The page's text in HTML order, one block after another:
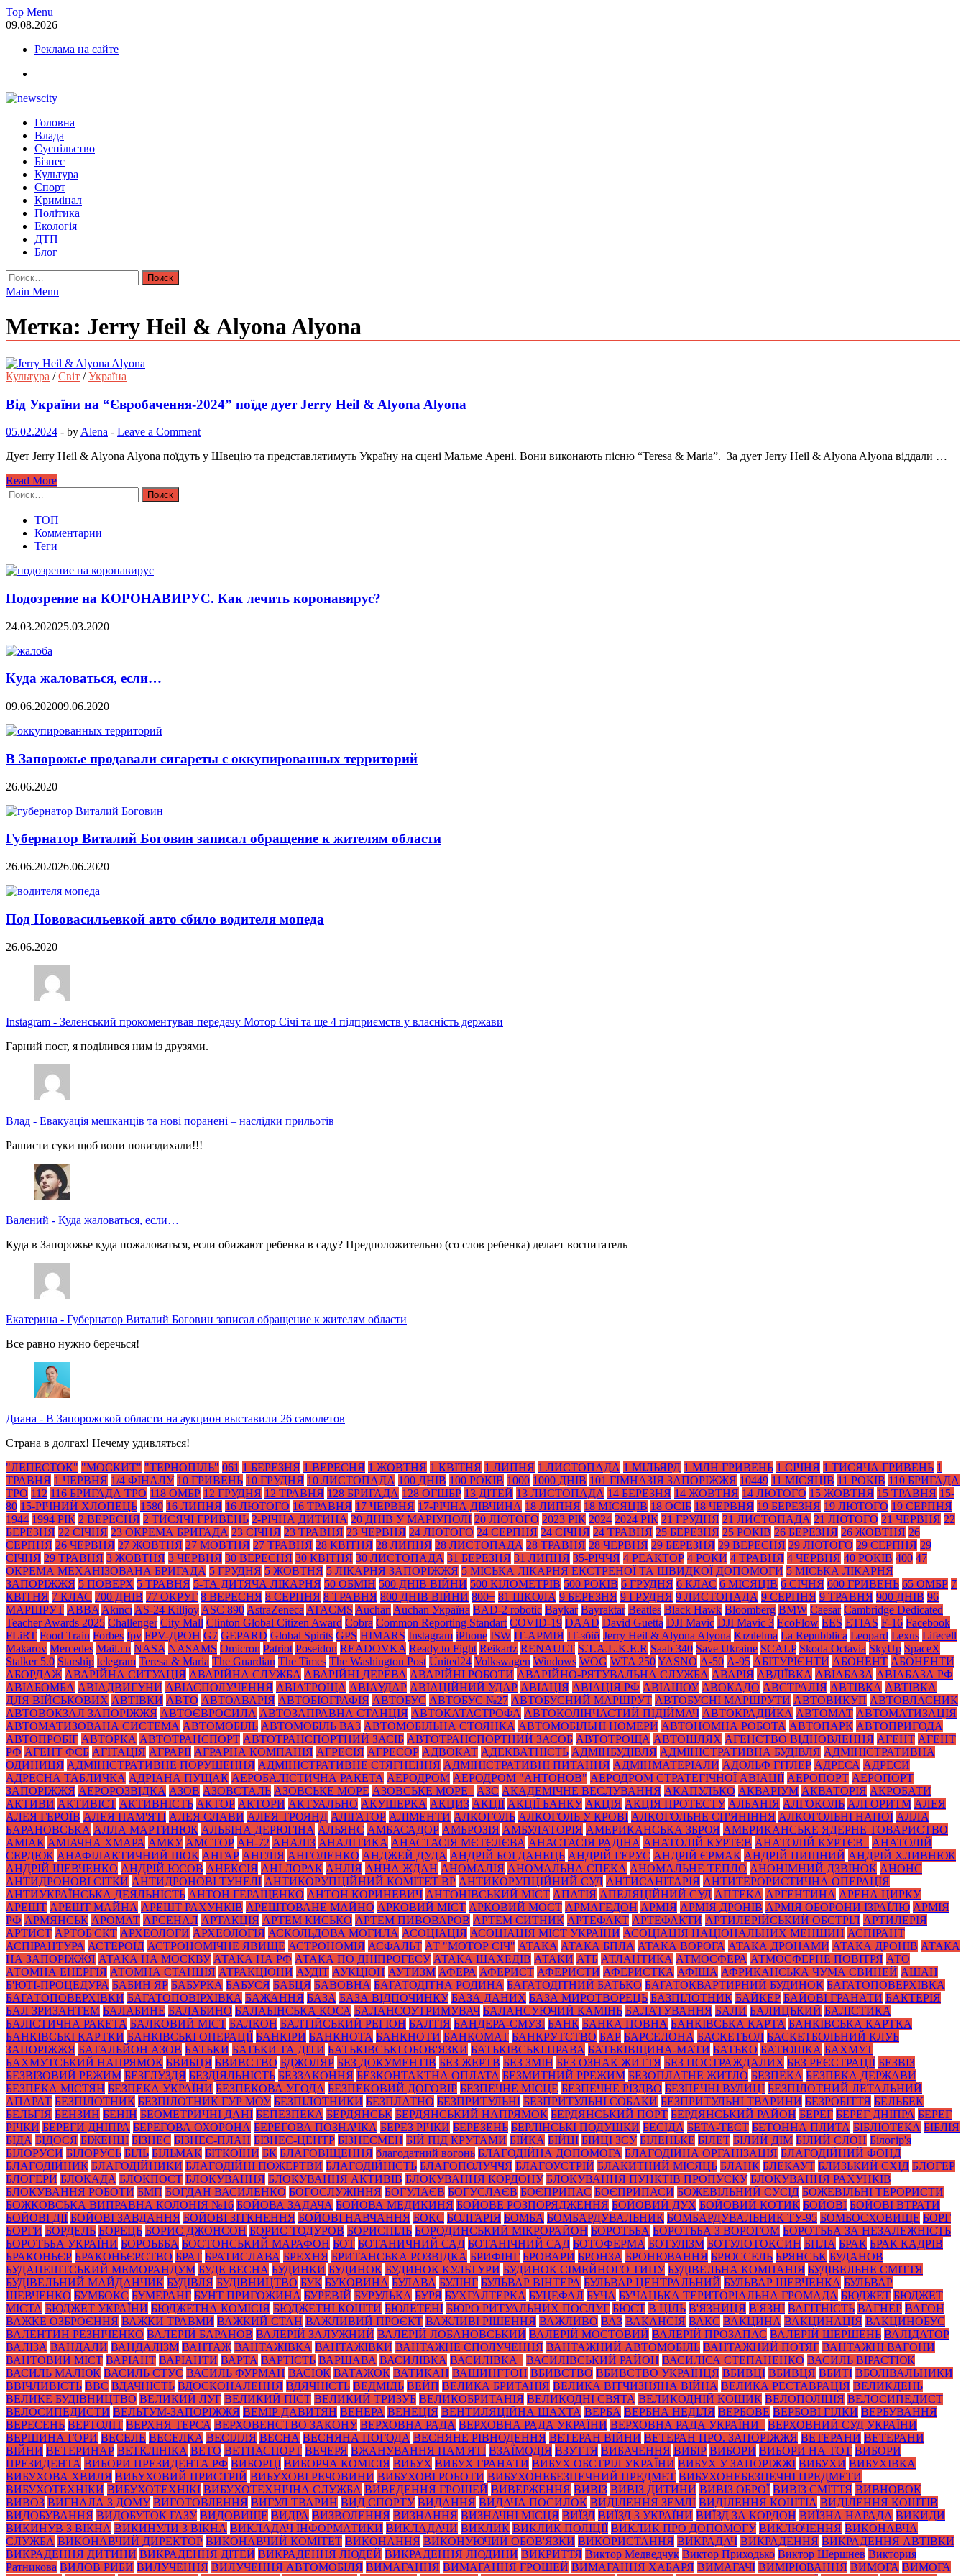
Skip
to
Top Menu
09.08.2026
Реклама на сайте
NewsCity — свежие новости Запорожья сегодня
Новости Запорожья и Запорожской области сегодня. События Запорожья, коррупция, политика, дтп, новости спорта
Головна
Влада
Суспільство
Бізнес
Культура
Спорт
Кримінал
Політика
Екологія
ДТП
Блог
Найти:
Main Menu
Метка: Jerry Heil & Alyona Alyona
Культура /Світ /Україна
Від України на “Євробачення-2024” поїде дует Jerry Heil & Alyona Alyona
05.02.2024 - by Alena - Leave a Comment
Дует Jerry Heil & Alyona Alyona поїдуть у Швецію та представлятимуть Україну на сцені Мальме Арені. Вони виконають пісню “Teresa & Maria”. За дует Jerry Heil & Alyona Alyona віддали …
Read More
Найти:
ТОП
Комментарии
Теги
Подозрение на КОРОНАВИРУС. Как лечить коронавирус?
24.03.202025.03.2020
Куда жаловаться, если…
09.06.202009.06.2020
В Запорожье продавали сигареты с оккупированных территорий
26.06.2020
Губернатор Виталий Боговин записал обращение к жителям области
26.06.202026.06.2020
Под Нововасильевкой авто сбило водителя мопеда
26.06.2020
Instagram - Зеленський прокоментував передачу Мотор Січі та ще 4 підприємств у власність держави
Гарний пост, я поділився ним із друзями.
Влад - Евакуація мешканців та нові поранені – наслідки прильотів
Рашисти суки щоб вони повиздихали!!!
Валений - Куда жаловаться, если…
Куда в Запорожье куда пожаловаться, если обижают ребенка в саду? Предположительно (со слов ребенка) делает воспитатель
Екатерина - Губернатор Виталий Боговин записал обращение к жителям области
Все равно нужно беречься!
Диана - В Запорожской области на аукцион выставили 26 самолетов
Страна в долгах! Нечему удивляться!
"ЛЕПЕСТОК" "МОСКИТ" "ТЕРНОПІЛЬ" 061 1 БЕРЕЗНЯ 1 ВЕРЕСНЯ 1 ЖОВТНЯ 1 КВІТНЯ 1 ЛИПНЯ 1 ЛИСТОПАДА 1 МІЛЬЯРД 1 МЛН ГРИВЕНЬ 1 СІЧНЯ 1 ТИСЯЧА ГРИВЕНЬ 1
ТРАВНЯ 1 ЧЕРВНЯ 1/4 ФІНАЛУ 10 ГРИВЕНЬ 10 ГРУДНЯ 10 ЛИСТОПАДА 100 ДНІВ 100 РОКІВ 1000 1000 ДНІВ 101 ГІМНАЗІЯ ЗАПОРІЖЖЯ 10449 11 МІСЯЦІВ 11 РОКІВ 110 БРИГАДА
ТРО 112 116 БРИГАДА ТРО 118 ОМБР 12 ГРУДНЯ 12 ТРАВНЯ 128 БРИГАДА 128 ОГШБР 13 ДІТЕЙ 13 ЛИСТОПАДА 14 БЕРЕЗНЯ 14 ЖОВТНЯ 14 ЛЮТОГО 15 ЖОВТНЯ 15 ТРАВНЯ 15-
80 15-РІЧНИЙ ХЛОПЕЦЬ 1580 16 ЛИПНЯ 16 ЛЮТОГО 16 ТРАВНЯ 17 ЧЕРВНЯ 17-РІЧНА ДІВЧИНА 18 ЛИПНЯ 18 МІСЯЦІВ 18 ОСІБ 18 ЧЕРВНЯ 19 БЕРЕЗНЯ 19 ЛЮТОГО 19 СЕРПНЯ
1944 1994 РІК 2 ВЕРЕСНЯ 2 ТИСЯЧІ ГРИВЕНЬ 2-РІЧНА ДИТИНА 20 ДНІВ У МАРІУПОЛІ 20 ЛЮТОГО 2023 РІК 2024 2024 РІК 21 ГРУДНЯ 21 ЛИСТОПАДА 21 ЛЮТОГО 21 ЧЕРВНЯ 22
БЕРЕЗНЯ 22 СІЧНЯ 23 ОКРЕМА БРИГАДА 23 СІЧНЯ 23 ТРАВНЯ 23 ЧЕРВНЯ 24 ЛЮТОГО 24 СЕРПНЯ 24 СІЧНЯ 24 ТРАВНЯ 25 БЕРЕЗНЯ 25 РОКІВ 26 БЕРЕЗНЯ 26 ЖОВТНЯ 26
СЕРПНЯ 26 ЧЕРВНЯ 27 ЖОВТНЯ 27 МОВТНЯ 27 ТРАВНЯ 28 КВІТНЯ 28 ЛИПНЯ 28 ЛИСТОПАДА 28 ТРАВНЯ 28 ЧЕРВНЯ 29 БЕРЕЗНЯ 29 ВЕРЕСНЯ 29 ЛЮТОГО 29 СЕРПНЯ 29
СІЧНЯ 29 ТРАВНЯ 3 ЖОВТНЯ 3 ЧЕРВНЯ 30 ВЕРЕСНЯ 30 КВІТНЯ 30 ЛИСТОПАДА 31 БЕРЕЗНЯ 31 ЛИПНЯ 35-РІЧЧЯ 4 РЕАКТОР 4 РОКИ 4 ТРАВНЯ 4 ЧЕРВНЯ 40 РОКІВ 400 47
ОКРЕМА МЕХАНІЗОВАНА БРИГАДА 5 ГРУДНЯ 5 ЖОВТНЯ 5 ЛІКАРНЯ ЗАПОРІЖЖЯ 5 МІСЬКА ЛІКАРНЯ ЕКСТРЕНОЇ ТА ШВИДКОЇ ДОПОМОГИ 5 МІСЬКА ЛІКАРНЯ
ЗАПОРІЖЖЯ 5 ПОВЕРХ 5 ТРАВНЯ 5-ТА ДИТЯЧА ЛІКАРНЯ 50 ОБМІН 500 ДНІВ ВІЙНИ 500 КІЛОМЕТРІВ 500 РОКІВ 6 ГРУДНЯ 6 КЛАС 6 МІСЯЦІВ 6 СІЧНЯ 600 ГРИВЕНЬ 65 ОМБР 7
КВІТНЯ 7 КЛАС 700 ДНІВ 77 ОКРУГ 8 ВЕРЕСНЯ 8 СЕРПНЯ 8 ТРАВНЯ 800 ДНІВ ВІЙНИ 800+ 81 ШКОЛА 9 БЕРЕЗНЯ 9 ГРУДНЯ 9 ЛИСТОПАДА 9 СЕРПНЯ 9 ТРАВНЯ 900 ДНІВ 96
МАРШРУТ ABBA Akıncı AS-24 Killjoy ASC 890 AstraZeneca ATACMS Auchan Auchan Україна BAD-2 robotic Baykar Bayraktar Beatles Black Нawk Bloomberg BMW Caesar Cambridge Dedicated
Teacher Awards 2025 Challenger City Mall Clinton Global Citizen Award Cobra Common Reporting Standart COVID-19 DAAD David Guetta DJI Mavic DJI Mavic 3 EcoFlow EES ETIAS F-16 Facebook
FLiRT Food Train Forbes fpv FPV-ДРОН G7 GEPARD Global Spirits GPS HIMARS Instagram iPhone ISW IT-АРМІЯ IT-збій Jerry Heil & Alyona Alyona Kızılelma La Repubblica Leopard Lexus Lifecell
Makarov Mercedes Mаil.гu NASA NASAMS Omicron Patriot Poseidon READOVKA Ready to Fight Reikartz RENAULT S.T.A.L.K.E.R Saab 340 Save Ukraine SCALP Skoda Octavia SkyUp SpaceX
Stalker 5.0 Starship telegram Teresa & Maria The Guardian The Times The Washington Post United24 Volkswagen Windows WOG WTA 250YASNO А-50 А-95 АБІТУРІЄНТИ АБОНЕНТ АБОНЕНТИ
АБОРДАЖ АВАРІЙНА СИТУАЦІЯ АВАРІЙНА СЛУЖБА АВАРІЙНІ ДЕРЕВА АВАРІЙНІ РОБОТИ АВАРІЙНО-РЯТУВАЛЬНА СЛУЖБА АВАРІЯ АВДІЇВКА АВІАБАЗА АВІАБАЗА РФ
АВІАБОМБА АВІАДВИГУНИ АВІАСПОЛУЧЕННЯ АВІАТРОЩА АВІАУДАР АВІАЦІЙНИЙ УДАР АВІАЦІЯ АВІАЦІЯ РФ АВІАШОУ АВОКАДО АВСТРАЛІЯ АВТІВКА АВТІВКА
ДЛЯ ВІЙСЬКОВИХ АВТІВКИ АВТО АВТОАВАРІЯ АВТОБІОГРАФІЯ АВТОБУС АВТОБУС №27 АВТОБУСНИЙ МАРШРУТ АВТОБУСНІ МАРШРУТИ АВТОВИКУП АВТОВЛАСНИК
АВТОВОКЗАЛ ЗАПОРІЖЖЯ АВТОЄВРОСИЛА АВТОЗАПРАВНА СТАНЦІЯ АВТОКАТАСТРОФА АВТОКОЛІНЧАСТИЙ ПІДІЙМАЧ АВТОКРАДІЙКА АВТОМАТ АВТОМАТИЗАЦІЯ
АВТОМАТИЗОВАНА СИСТЕМА АВТОМОБІЛЬ АВТОМОБІЛЬ ВАЗ АВТОМОБІЛЬНА СТОЯНКА АВТОМОБІЛЬНІ НОМЕРИ АВТОНОМНА РОБОТА АВТОПАРК АВТОПРИГОДА
АВТОПРОБІГ АВТОРКА АВТОТРАНСПОРТ АВТОТРАНСПОРТНИЙ ЗАСІБ АВТОТРАНСПОРТНИЙ ЗАСОБ АВТОТРОЩА АВТОШЛЯХ АГЕНСТВО ВІДНОВЛЕННЯ АГЕНТ АГЕНТ
РФ АГЕНТ ФСБ АГІТАЦІЯ АГРАРІЇ АГРАРНА КОМПАНІЯ АГРЕСІЯ АГРЕСОР АДВОКАТ АДЕКВАТНІСТЬ АДМІНБУДІВЛЯ АДМІНІСТРАТИВНА БУДІВЛЯ АДМІНІСТРАТИВНА
ОДИНИЦЯ АДМІНІСТРАТИВНЕ ПОРУШЕННЯ АДМІНІСТРАТИВНЕ СТЯГНЕННЯ АДМІНІСТРАТИВНІ ПИТАННЯ АДМІНМАТЕРІАЛИ АДОЛЬФ ГІТЛЕР АДРЕСА АДРЕСИ
АДРЕСНА ТАБЛИЧКА АДРІАНА ПУЩАК АЕРОБАЛІСТИЧНА РАКЕТА АЕРОДРОМ АЕРОДРОМ "АНТОНОВ" АЕРОДРОМ СТРАТЕГІЧНОЇ АВІАЦІЇ АЕРОПОРТ АЕРОПОРТ
ЗАПОРІЖЖЯ АЕРОРОЗВІДКА АЗОВ АЗОВСТАЛЬ АЗОВСЬКЕ МОРЕ АЗОВСЬКЕ МОРЕ_ АЗС АКАДЕМІЧНЕ ВЕСЛУВАННЯ АКАПУЛЬКО АКВАРІУМ АКВАТОРІЯ АКРОБАТИ
АКТИВИ АКТИВІСТ АКТИВНІСТЬ АКТОР АКТОРИ АКТУАЛЬНО АКУШЕРКА АКЦИЗ АКЦІЇ АКЦІЇ БАНКУ АКЦІЯ АКЦІЯ ПРОТЕСТУ АЛБАНІЯ АЛГОКОЛЬ АЛГОРИТМ АЛЕЯ
АЛЕЯ ГЕРОЇВ АЛЕЯ ПАМ'ЯТІ АЛЕЯ СЛАВИ АЛЕЯ ТРОЯНД АЛІГАТОР АЛІМЕНТИ АЛКОГОЛЬ АЛКОГОЛЬ У КРОВІ АЛКОГОЛЬНЕ СП'ЯНІННЯ АЛКОГОЛЬНІ НАПОЇ АЛЛА
БАРАНОВСЬКА АЛЛА МАРТИНЮК АЛЬБІНА ДЕРЮГІНА АЛЬЯНС АМБАСАДОР АМБРОЗІЯ АМБУЛАТОРІЯ АМЕРИКАНСЬКА ЗБРОЯ АМЕРИКАНСЬКЕ ЯДЕРНЕ ТОВАРИСТВО
АМІАК АМІАЧНА ХМАРА АМКУ АМСТОР АН-72 АНАЛІЗ АНАЛІТИКА АНАСТАСІЯ МЄТЄЛЄВА АНАСТАСІЯ РАДІНА АНАТОЛІЙ КУРТЄВ АНАТОЛІЙ КУРТЄВ_
АНАТОЛІЙ
СЕРДЮК АНАФІЛАКТИЧНИЙ ШОК АНГАР АНГЛІЯ АНГОЛЕНКО АНДЖЕЙ ДУДА АНДРІЙ БОГДАНЕЦЬ АНДРІЙ ГЕРУС АНДРІЙ ЄРМАК АНДРІЙ ПИШНИЙ АНДРІЙ ХЛИВНЮК
АНДРІЙ ШЕВЧЕНКО АНДРІЙ ЮСОВ АНЕКСІЯ АНІ ЛОРАК АНЛІЯ АННА ЖДАН АНОМАЛІЯ АНОМАЛЬНА СПЕКА АНОМАЛЬНЕ ТЕПЛО АНОНІМНИЙ ДЗВІНОК АНОНС
АНТИДРОНОВІ СІТКИ АНТИДРОНОВІ ТУНЕЛІ АНТИКОРУПЦІЙНИЙ КОМІТЕТ ВР АНТИКОРУПЦІЙНИЙ СУД АНТИСАНІТАРІЯ АНТИТЕРОРИСТИЧНА ОПЕРАЦІЯ
АНТИУКРАЇНСЬКА ДЕЯЛЬНІСТЬ АНТОН ГЕРАЩЕНКО АНТОН КОРИНЕВИЧ АНТОНІВСЬКИЙ МІСТ АПАТІЯ АПЕЛЯЦІЙНИЙ СУД АПТЕКА АРГЕНТИНА АРЕНА ЦИРКУ
АРЕШТ АРЕШТ МАЙНА АРЕШТ РАХУНКІВ АРЕШТОВАНЕ МАЙНО АРКОВИЙ МІСТ АРКОВИЙ МОСТ АРМАГЕДОН АРМІЯ АРМІЯ ДРОНІВ АРМІЯ ОБОРОНИ ІЗРАЇЛЮ АРМІЯ
РФ АРМЯНСЬК АРОМАТ АРСЕНАЛ АРТАКЦІЯ АРТЕМ КИСЬКО АРТЕМ ПИВОВАРОВ АРТЕМ СИТНИК АРТЕФАКТ АРТЕФАКТИ АРТИЛЕРІЙСЬКИЙ ОБСТРІЛ АРТИЛЕРІЯ
АРТИСТ АРТОБ'ЄКТ АРХЕОЛОГИ АРХЕОЛОГІЯ АСКОЛЬДОВА МОГИЛА АСОЦІАЦІЯ АСОЦІАЦІЯ МІСТ УКРАЇНИ АСОЦІАЦІЯ НАЦІОНАЛЬНИХ МЕНШИН АСПІРАНТ
АСПІРАНТУРА АСТЕРОЇД АСТРОНОМІЧНЕ ЯВИЩЕ АСТРОНОМІЯ АСФАЛЬТ АТ "МОТОР СІЧ" АТАКА АТАКА БПЛА АТАКА ВОРОГА АТАКА ДРОНАМИ АТАКА ДРОНІВ АТАКА
НА ЗАПОРІЖЖЯ АТАКА НА МОСКВУ АТАКА НА РФ АТАКА ПО ДНІПРОГЕСУ АТАКА ШАХЕДІВ АТАКИ АТБ АТЛАНТИКА АТМОСФЕРА АТМОСФЕРНЕ ПОВІТРЯ АТО
АТОМНА ЕНЕРГІЯ АТОМНА СТАНЦІЯ АТРАКЦІОНИ АУДІТ АУКЦІОН АУТИЗМ АФЕРА АФЕРИСТ АФЕРИСТИ АФЕРИСТКА АФІША АФРИКАНСЬКА ЧУМА СВИНЕЙ АШАН
Б'ЮТІ-ПРОЦЕДУРА БАБИН ЯР БАБУРКА БАБУСЯ БАБЦЯ БАВОВНА БАГАТОДІТНА РОДИНА БАГАТОДІТНИЙ БАТЬКО БАГАТОКВАРТИРНИЙ БУДИНОК БАГАТОПОВЕРХІВКА
БАГАТОПОВЕРХІВКИ БАГАТОПОВІРХІВКА БАЖАННЯ БАЗА БАЗА ВІДПОЧИНКУ БАЗА ДАНИХ БАЗА МИРОТВОРЕЦЬ БАЗПІЛОТНИК БАЙКЕР БАЙОВІ ГРАНАТИ БАКТЕРІЯ
БАЛ ЗРИЗАНТЕМ БАЛАБИНЕ БАЛАБИНО БАЛАБІНСЬКА КОСА БАЛАНСОУТРИМУВАЧ БАЛАНСУЮЧИЙ КАМІНЬ БАЛАТУВАННЯ БАЛИ БАЛИЦЬКИЙ БАЛІСТИКА
БАЛІСТИЧНА РАКЕТА БАЛКОВИЙ МІСТ БАЛКОН БАЛТІЙСЬКИЙ РЕГІОН БАЛТІЯ БАНДЕРА-СМУЗІ БАНК БАНКА ПОВНА БАНКІВСЬКА КАРТА БАНКІВСЬКА КАРТКА
БАНКІВСЬКІ КАРТКИ БАНКІВСЬКІ ОПЕРАЦІЇ БАНКІРИ БАНКНОТА БАНКНОТИ БАНКОМАТ БАНКРУТСТВО БАР БАРСЕЛОНА БАСКЕТБОЛ БАСКЕТБОЛЬНИЙ КЛУБ
ЗАПОРІЖЖЯ БАТАЛЬЙОН АЗОВ БАТЬКИ БАТЬКИ ТА ДІТИ БАТЬКІВСЬКІ ОБОВ'ЯЗКИ БАТЬКІВСЬКІ ПРАВА БАТЬКІВЩИНА-МАТИ БАТЬКО БАТЮШКА БАХМУТ
БАХМУТСЬКИЙ НАПРЯМОК БВИБЦЯ БВИВСТВО БДЖОЛЯР БЕЗ ДОКУМЕНТІВ БЕЗ ЖЕРТВ БЕЗ ЗМІН БЕЗ ОЗНАК ЖИТТЯ БЕЗ ПОСТРАЖДАЛИХ БЕЗ РЕЄСТРАЦІЇ БЕЗВІЗ
БЕЗВІЗОВИЙ РЕЖИМ БЕЗГЛУЗДЯ БЕЗДІЯЛЬНІСТЬ БЕЗЗАКОННЯ БЕЗКОНТАКТНА ОПЛАТА БЕЗМИТНИЙ РРЕЖИМ БЕЗОПЛАТНЕ ЖИТЛО БЕЗПЕКА БЕЗПЕКА ДЕРЖАВИ
БЕЗПЕКА МІСТЯН БЕЗПЕКА УКРАЇНИ БЕЗПЕКОВА УГОДА БЕЗПЕКОВИЙ ДОГОВІР БЕЗПЕЧНЕ МІСЦЕ БЕЗПЕЧНЕ РІЗДВО БЕЗПЕЧНІ ВУЛИЦІ БЕЗПІЛОТНИЙ ЛЕТАЛЬНИЙ
АПАРАТ БЕЗПІЛОТНИК БЕЗПІЛОТНИК ГУР МОУ БЕЗПІЛОТНИКИ БЕЗПЛАТНО БЕЗПРИТУЛЬНІ БЕЗПРИТУЛЬНІ СОБАКИ БЕЗПРИТУЛЬНІ ТВАРИНИ БЕЗРОБІТТЯ БЕЛЬБЕК
БЕЛЬГІЯ БЕНЗИН БЕНІН БЕОМЕТРИЧНІ ДАНІ БЕПЕЗПЕКА БЕРДЯНСЬК БЕРДЯНСЬКИЙ НАПРЯМОК БЕРДЯНСЬКИЙ ПОРТ БЕРДЯНСЬКИЙ РАЙОН БЕРЕГ БЕРЕГ ДНІПРА БЕРЕГ
РІЧКИ БЕРЕГИ ДНІПРА БЕРЕГОВА ОХОРОНА БЕРЕГОВА ПОЗНАЧКА БЕРЕЗ РІЧКИ БЕРЕЗЕНЬ БЕРЛІНСЬКІ ПОДУШКИ БЕСІДА БЕТА-ТЕСТ БЕТОННА ПЛИТА БІБЛІОТЕКА БІБЛІЯ
БІДА БІДОСЯ БІЖЕНЦІ БІЗНЕС БІЗНЕС-ПЛАН БІЗНЕС-ЦЕНТР БІЗНЕСМЕН БІЙ ПІД КРУТАМИ БІЙКА БІЙЦІ БІЙЦІ ЗСУ БІЛЕНЬКЕ БІЛЕТ БІЛИЙ ДІМ БІЛИЙ СЛОН Білогір'я
БІЛОРУСИ БІЛОРУСЬ БІЛЬ БІЛЬМАК БІТКОЇНИ БК БЛАГОВІЩЕННЯ благодатний вогонь БЛАГОДІЙНА ДОПОМОГА БЛАГОДІЙНА ОРГАНІЗАЦІЯ БЛАГОДІЙНИЙ ФОНД
БЛАГОДІЙНИК БЛАГОДІЙНИКИ БЛАГОДІЙНІ ПОЖЕРТВИ БЛАГОДІЙНІСТЬ БЛАГОПОЛУЧЧЯ БЛАГОУСТРІЙ БЛАКИТНИЙ МІСЯЦЬ БЛАНК БЛЕКАУТ БЛИЗЬКИЙ СХІД БЛОГЕР
БЛОГЕРИ БЛОКАДА БЛОКПОСТ БЛОКУВАННЯ БЛОКУВАННЯ АКТИВІВ БЛОКУВАННЯ КОРДОНУ БЛОКУВАННЯ ПУНКТІВ ПРОПУСКУ БЛОКУВАННЯ РАХУНКІВ
БЛОКУВАННЯ РОБОТИ БМП БОГДАН ВАСИЛЕНКО БОГОСЛУЖІННЯ БОГУЛАЄВ БОГУСЛАЄВ БОЄПРИПАС БОЄПРИПАСИ БОЖЕВІЛЬНИЙ СУСІД БОЖЕВІЛЬНІ ТЕРОРИСТИ
БОЖКОВСЬКА ВИПРАВНА КОЛОНІЯ №16 БОЙОВА ЗАДАЧА БОЙОВА МЕДИКИНЯ БОЙОВЕ РОЗПОРЯДЖЕННЯ БОЙОВИЙ ДУХ БОЙОВИЙ КОТИК БОЙОВІ БОЙОВІ ВТРАТИ
БОЙОВІ ДІЇ БОЙОВІ ЗАВДАННЯ БОЙОВІ ЗІТКНЕННЯ БОЙОВІ НАВЧАННЯ БОКС БОЛГАРІЯ БОМБА БОМБАРДУВАЛЬНИК БОМБАРДУВАЛЬНИК ТУ-95 БОМБОСХОВИЩЕ БОРГ
БОРГИ БОРДЕЛЬ БОРЕЦЬ БОРИС ДЖОНСОН БОРИС ТОДУРОВ БОРИСПІЛЬ БОРОДИНСЬКИЙ МІКРОРАЙОН БОРОТЬБА БОРОТЬБА З ВОРОГОМ БОРОТЬБА ЗА НЕЗАЛЕЖНІСТЬ
БОРОТЬБА УКРАЇНИ БОРОЬББА БОСТОНСЬКИЙ МАРАФОН БОТ БОТАНИЧНИЙ САД БОТАНІЧНИЙ САД БОТОФЕРМА БОТУЛІЗМ БОТУЛОТОКСИН БПЛА БРАК БРАК КАДРІВ
БРАКОНЬЄР БРАКОНЬЄРСТВО БРАТ БРАТИСЛАВА БРЕХНЯ БРИТАНСЬКА РОЗВІДКА БРИФІНГ БРОВАРИ БРОНЗА БРОНЮВАННЯ БРЮССЕЛЬ БРЯНСЬК БУДАНОВ
БУДАПЕШТСЬКИЙ МЕМОРАНДУМ БУДЕ ВЕСНА БУДИНКИ БУДИНОК БУДИНОК КУЛЬТУРИ БУДИНОК СІМЕЙНОГО ТИПУ БУДІВЕЛЬНА КОМПАНІЯ БУДІВЕЛЬНЕ СМІТТЯ
БУДІВЕЛЬНИЙ МАЙДАНЧИК БУДІВЛЯ БУДІВНИЦТВО БУК БУКОВИНА БУЛАВА БУЛІНГ БУЛЬВАР ВІНТЕРА БУЛЬВАР ЦЕНТРАЛЬНИЙ БУЛЬВАР ШЕВЧЕНКА БУЛЬВАР
ШЕВЧЕНКО БУМБОКС БУМЕРАНГ БУНТ ПРИГОЖИНА БУРЕВІЙ БУРУЛЬКА БУРЯ БУХГАЛТЕРКА БУЦЕФАЛ БУЧА БУЧАЦЬКА ТЕРИТОРІАЛЬНА ГРОМАДА БЮДЖЕТ БЮДЖЕТ
МІСТА БЮДЖЕТ УКРАЇНИ БЮДЖЕТНА КОМІСІЯ БЮДЖЕТНІ КОШТИ БЮЛЕТЕНІ БЮРО РИТУАЛЬНИХ ПОСЛУГ БЮСТ В ЦІЛЬ В'ЯЗНИЦЯ В'ЯЗНІ ВАГІТНІСТЬ ВАГНЕР ВАГОН
ВАЖКЕ ОЗБРОЄННЯ ВАЖКИ ТРАВМИ ВАЖКИЙ СТАН ВАЖЛИВИЙ ПРОЄКТ ВАЖЛИВІ РІШЕННЯ ВАЖЛИВО ВАЗ ВАКАНСІЯ ВАКС ВАКЦИНА ВАКЦИНАЦІЯ ВАКЦИНОБУС
ВАЛЕНТИН РЕЗНІЧЕНКО ВАЛЕРІЙ БАРАНОВ ВАЛЕРІЙ ЗАЛУЖНИЙ ВАЛЕРІЙ ЛОБАНОВСЬКИЙ ВАЛЕРІЙ МОСТОВИЙ ВАЛЕРІЙ ПРОЗАПАС ВАЛЕРІЙ ШЕРШЕНЬ ВАЛІДАТОР
ВАЛІЗА ВАНДАЛИ ВАНДАЛІЗМ ВАНТАЖ ВАНТАЖІВКА ВАНТАЖІВКИ ВАНТАЖНЕ СПОЛУЧЕННЯ ВАНТАЖНИЙ АВТОМОБІЛЬ ВАНТАЖНИЙ ПОТЯГ ВАНТАЖНІ ВАГОНИ
ВАНТОВИЙ МІСТ ВАРІАНТ ВАРІАНТИ ВАРТА ВАРТІСТЬ ВАРШАВА ВАСИЛІВКА ВАСИЛІВКА_ ВАСИЛІВСЬКИЙ РАЙОН ВАСИЛІСА СТЕПАНЕНКО ВАСИЛЬ ВІРАСТЮК
ВАСИЛЬ МАЛЮК ВАСИЛЬ СТУС ВАСИЛЬ ФУРМАН ВАСЮК ВАТАЖОК ВАТИКАН ВАШИНГТОН ВБИВСТВО ВБИВСТВО УКРАЇНЦЯ ВБИВЦІ ВБИВЦЯ ВБИТІ ВБОЛІВАЛЬНИКИ
ВВІЧЛИВІСТЬ ВВС ВДАЧНІСТЬ ВДОСКОНАЛЕННЯ ВДЯЧНІСТЬ ВЕДМІДЬ ВЕЙП ВЕЛИКА БРИТАНІЯ ВЕЛИКА ВІТЧИЗНЯНА ВІЙНА ВЕЛИКА РЕСТАВРАЦІЯ ВЕЛИКДЕНЬ
ВЕЛИКЕ БУДІВНИЦТВО ВЕЛИКИЙ ЛУГ ВЕЛИКИЙ ПІСТ ВЕЛИКИЙ ТРИЗУБ ВЕЛИКОБРИТАНІЯ ВЕЛИКОДНІ СВЯТА ВЕЛИКОДНІЙ КОШИК ВЕЛОПОЛІЦІЯ ВЕЛОСИПЕДИСТ
ВЕЛОСИПЕДИСТИ ВЕЛЬТУМ-ЗАПОРІЖЖЯ ВЕМІР ДАВИТЯН ВЕНЕРА ВЕНЕЦІЯ ВЕНТИЛЯЦІЙНА ШАХТА ВЕРБА ВЕРБНА НЕДІЛЯ ВЕРБОВЕ ВЕРБОВІ ГІЛКИ ВЕРБУВАННЯ
ВЕРЕСЕНЬ ВЕРТОЛІТ ВЕРХНЯ ТЕРСА ВЕРХОВЕНСТВО ЗАКОНУ ВЕРХОВНА РАДА ВЕРХОВНА РАДА УКРАЇНИ ВЕРХОВНА РАДА УКРАЇНИ_
ВЕРХОВНИЙ СУД УКРАЇНИ
ВЕРШИНА ГОРИ ВЕСЕЛЕ ВЕСЕЛКА ВЕСІЛЛЯ ВЕСНА ВЕСНЯНА ПОГОДА ВЕСНЯНЕ РІВНОДЕННЯ ВЕТЕРАН ВІЙНИ ВЕТЕРАН ПРО. ЗАПОРІЖЖЯ ВЕТЕРАНИ ВЕТЕРАНИ
ВІЙНИ ВЕТЕРИНАР ВЕТКЛІНІКА ВЕТО ВЕТПАСПОРТ ВЕЧЕРЯ ВЖАНУВАННЯ ПАМ'ЯТІ ВЗАЇМОДІЯ ВЗУТТЯ ВИБАЧЕННЯ ВИБІР ВИБОРИ ВИБОРИ НА ТОТ ВИБОРИ
ПРЕЗИДЕНТА ВИБОРИ ПРЕЗИДЕНТА РФ ВИБОРЦІ ВИБОРЧА КОМІСІЯ ВИБУХ ВИБУХ ГРАНАТИ ВИБУХ ОБСТРІЛ УКРАЇНИ ВИБУХ У ЗАПОРІЖЖІ ВИБУХИ ВИБУХІВКА
ВИБУХОВА ХВИЛЯ ВИБУХОВИЙ ПРИСТРІЙ ВИБУХОВІ РЕЧОВИНИ ВИБУХОВІ РОБОТИ ВИБУХОНЕБЕЗПЕЧНИЙ ПРЕДМЕТ ВИБУХОНЕБЕЗПЕЧНІ ПРЕДМЕТИ
ВИБУХОТЕХНІКИ ВИБУХОТЕХНІКІ ВИБУХОТЕХНІЧНА СЛУЖБА ВИВЕДЕННЯ ГРОШЕЙ ВИВЕРЖЕННЯ ВИВІЗ ВИВІЗ ДИТИНИ ВИВІЗ ОБРОЇ ВИВІЗ СМІТТЯ ВИВНОВОК
ВИВОЗ ВИГНАЛА З ДОМУ ВИГОТОВЛЕННЯ ВИГУЛ ТВАРИН ВИД СПОРТУ ВИДАННЯ ВИДАЧА ПОСИЛОК ВИДІЛЕННЯ ЗЕМЛІ ВИДІЛЕННЯ КОШТІА ВИДІЛЕННЯ КОШТІВ
ВИДОБУВАННЯ ВИДОБУТОК ГАЗУ ВИДОВИЩЕ ВИДРА ВИЗВОЛЕННЯ ВИЗНАННЯ ВИЗНАЧНІ МІСЦЯ ВИЇЗД ВИЇЗД З УКРАЇНИ ВИЇЗД ЗА КОРДОН ВИЇЗНА НАРАДА ВИКИДИ
ВИКИНУВ З ВІКНА ВИКИНУЛИ З ВІКНА ВИКЛАДАЧ ІНФОРМАТИКИ ВИКЛАДАЧИ ВИКЛИК ВИКЛИК ПОЛІЦІЇ ВИКЛИК ПРО ДОПОМОГУ ВИКЛЮЧЕННЯ ВИКОНАВЧА
СЛУЖБА ВИКОНАВЧИЙ ДИРЕКТОР ВИКОНАВЧИЙ КОМІТЕТ ВИКОНАННЯ ВИКОНУЮЧИЙ ОБОВ'ЯЗКИ ВИКОРИСТАННЯ ВИКРАДАЧ ВИКРАДЕННЯ ВИКРАДЕННЯ АВТІВКИ
ВИКРАДЕННЯ ДИТИНИ ВИКРАДЕННЯ ДІТЕЙ ВИКРАДЕННЯ ЛЮДЕЙ ВИКРАДЕННЯ ЛЮДИНИ ВИКРИТТЯ Виктор Медведчук Виктор Приходько Виктор Шершнев Виктория
Ратникова ВИЛОВ РИБИ ВИЛУЧЕННЯ ВИЛУЧЕННЯ АВТОМОБІЛЯ ВИМАГАННЯ ВИМАГАННЯ ГРОШЕЙ ВИМАГАННЯ ХАБАРЯ ВИМАГАЧІ ВИМІРЮВАННЯ ВИМОГА ВИМОГА